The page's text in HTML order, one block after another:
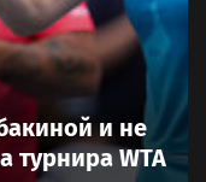
и не
турнира WTA